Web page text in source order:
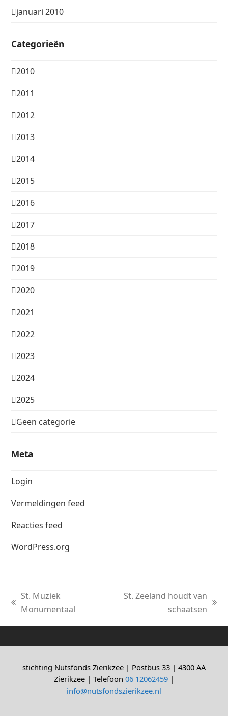
januari 2010
Categorieën
2010
2011
2012
2013
2014
2015
2016
2017
2018
2019
2020
2021
2022
2023
2024
2025
Geen categorie
Meta
Login
Vermeldingen feed
Reacties feed
WordPress.org
previous
St. Muziek
Monumentaal
St. Zeeland houdt van
schaatsen
stichting Nutsfonds Zierikzee | Postbus 33 | 4300 AA
Zierikzee | Telefoon 06 12062459 |
info@nutsfondszierikzee.nl